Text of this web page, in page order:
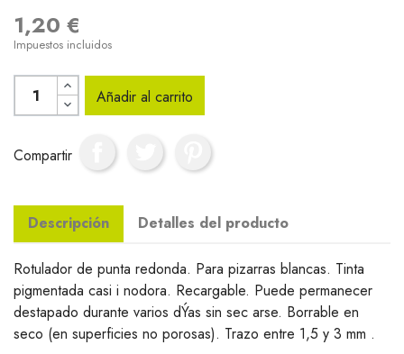
1,20 €
Impuestos incluidos
Añadir al carrito
Compartir
Descripción Detalles del producto
Rotulador de punta redonda. Para pizarras blancas. Tinta
pigmentada casi i nodora. Recargable. Puede permanecer
destapado durante varios dÝas sin sec arse. Borrable en
seco (en superficies no porosas). Trazo entre 1,5 y 3 mm .